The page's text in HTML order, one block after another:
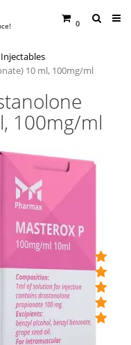
0
10 ml, 100mg/ml
100mg/ml